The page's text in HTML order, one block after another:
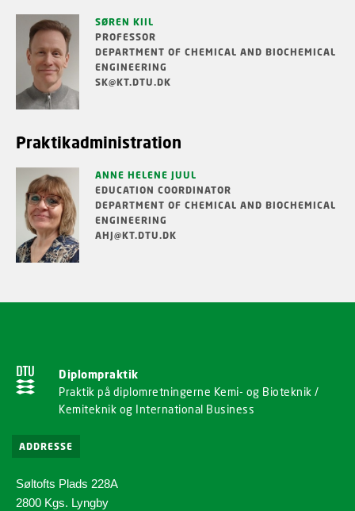
SØREN KIIL
PROFESSOR
DEPARTMENT OF CHEMICAL AND BIOCHEMICAL
ENGINEERING
SK@KT.DTU.DK
Praktikadministration
ANNE HELENE JUUL
EDUCATION COORDINATOR
DEPARTMENT OF CHEMICAL AND BIOCHEMICAL
ENGINEERING
AHJ@KT.DTU.DK
Diplompraktik
Praktik på diplomretningerne Kemi- og Bioteknik /
Kemiteknik og International Business
ADDRESSE
Søltofts Plads 228A
2800 Kgs. Lyngby